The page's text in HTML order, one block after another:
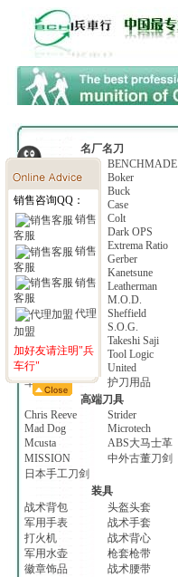
名厂名刀
BENCHMADE
Beretta
Boker
Browning
Buck
Camillus
Case
COLD STEEL
Colt
Columbia River
Dark OPS
Emerson
Extrema Ratio
Fallkniven
Gerber
KaBar
Kanetsune
Kershaw
Leatherman
Lone Wolf
M.O.D.
Ontario
Sheffield
Smith & Wesson
S.O.G.
SPYDERCO
Takeshi Saji
Timberline
Tool Logic
T.O.P.S.
United
军用刀具
护刀用品
高端刀具
Chris Reeve
Strider
Mad Dog
Microtech
Mcusta
ABS大马士革
MISSION
中外古董刀剑
日本手工刀剑
装具
战术背包
头盔头套
军用手表
战术手套
打火机
战术背心
军用水壶
枪套枪带
徽章饰品
战术腰带
销售咨询QQ：
销售
客服
销售
客服
销售
客服
代理
加盟
加好友请注明"兵
车行"